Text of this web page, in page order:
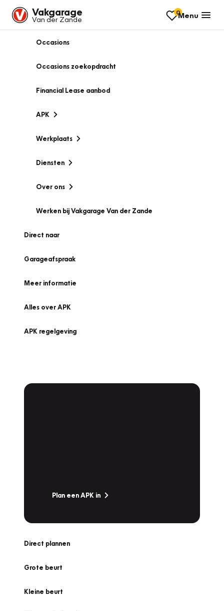
Vakgarage
Van der Zande
0Menu
Occasions
Occasions zoekopdracht
Financial Lease aanbod
APK
Werkplaats
Diensten
Over ons
Werken bij Vakgarage Van der Zande
Direct naar
Garageafspraak
Meer informatie
Alles over APK
APK regelgeving
Plan een APK in
Direct plannen
Grote beurt
Kleine beurt